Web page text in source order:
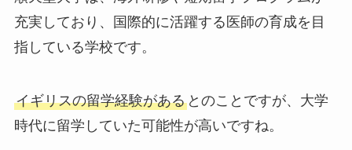
充実しており、国際的に活躍する医師の育成を目
指している学校です。
イギリスの留学経験があるとのことですが、大学
時代に留学していた可能性が高いですね。